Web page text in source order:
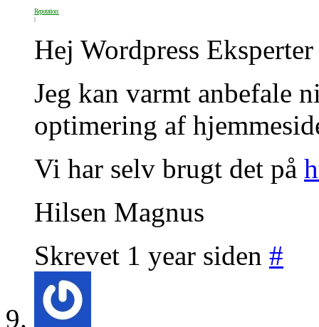
Reputation:
Hej Wordpress Eksperter
Jeg kan varmt anbefale
optimering af
Vi har selv brugt det på
Hilsen Magnus
Skrevet 1 year siden #